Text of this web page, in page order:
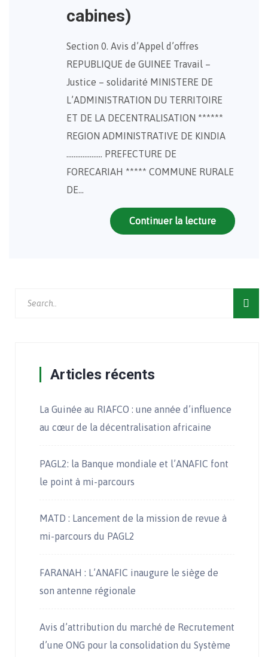
cabines)
Section 0. Avis d’Appel d’offres
REPUBLIQUE de GUINEE Travail –
Justice – solidarité MINISTERE DE
L’ADMINISTRATION DU TERRITOIRE
ET DE LA DECENTRALISATION ******
REGION ADMINISTRATIVE DE KINDIA
……………….. PREFECTURE DE
FORECARIAH ***** COMMUNE RURALE
DE…
Continuer la lecture
Articles récents
La Guinée au RIAFCO : une année d’influence
au cœur de la décentralisation africaine
PAGL2: la Banque mondiale et l’ANAFIC font
le point à mi-parcours
MATD : Lancement de la mission de revue à
mi-parcours du PAGL2
FARANAH : L’ANAFIC inaugure le siège de
son antenne régionale
Avis d’attribution du marché de Recrutement
d’une ONG pour la consolidation du Système